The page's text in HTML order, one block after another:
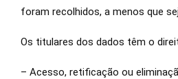
foram recolhidos, a menos que
Os titulares dos dados têm o
– Acesso, retificação ou